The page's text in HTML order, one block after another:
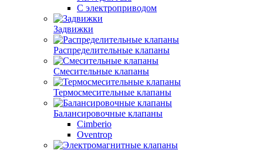
С электроприводом
Задвижки
Распределительные клапаны
Cмесительные клапаны
Термосмесительные клапаны
Балансировочные клапаны
Cimberio
Oventrop